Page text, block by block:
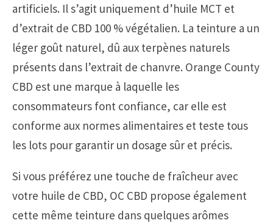
artificiels. Il s’agit uniquement d’huile MCT et
d’extrait de CBD 100 % végétalien. La teinture a un
léger goût naturel, dû aux terpènes naturels
présents dans l’extrait de chanvre. Orange County
CBD est une marque à laquelle les
consommateurs font confiance, car elle est
conforme aux normes alimentaires et teste tous
les lots pour garantir un dosage sûr et précis.
Si vous préférez une touche de fraîcheur avec
votre huile de CBD, OC CBD propose également
cette même teinture dans quelques arômes